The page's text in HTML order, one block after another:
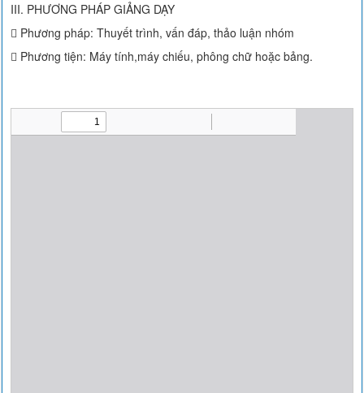
III. PHƯƠNG PHÁP GIẢNG DẠY
 Phương pháp: Thuyết trình, vấn đáp, thảo luận nhóm
 Phương tiện: Máy tính,máy chiếu, phông chữ hoặc bảng.